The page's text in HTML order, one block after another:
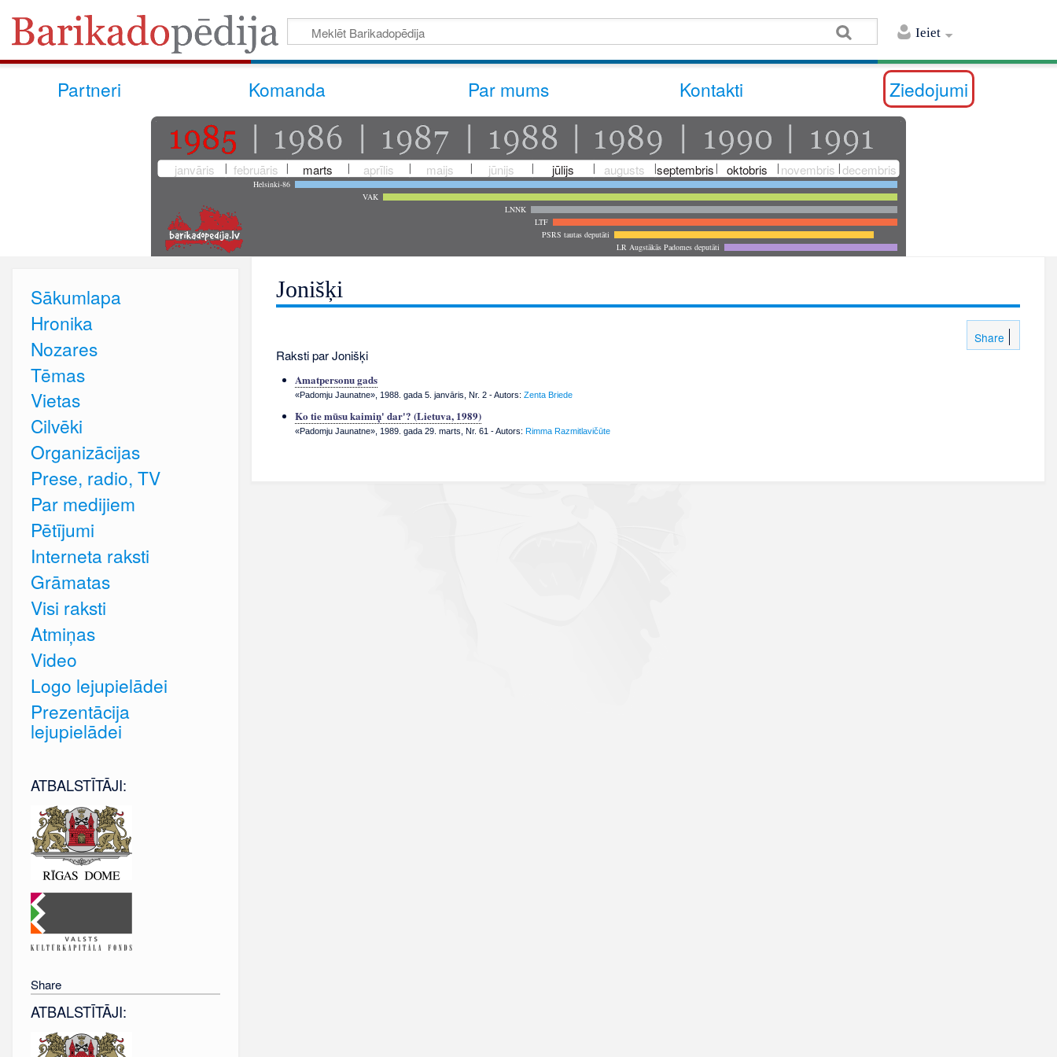
Ieiet
Partneri Komanda Par mums Kontakti Ziedojumi
janvāris februāris marts aprīlis maijs jūnijs jūlijs augusts septembris oktobris novembris decembris
Helsinki-86
VAK
LNNK
LTF
PSRS tautas deputāti
LR Augstākās Padomes deputāti
Jonišķi
Share
Raksti par Jonišķi
Amatpersonu gads
«Padomju Jaunatne», 1988. gada 5. janvāris, Nr. 2- Autors: Zenta Briede
Ko tie mūsu kaimiņ' dar'? (Lietuva, 1989)
«Padomju Jaunatne», 1989. gada 29. marts, Nr. 61- Autors: Rimma Razmitlavičūte
Sākumlapa
Hronika
Nozares
Tēmas
Vietas
Cilvēki
Organizācijas
Prese, radio, TV
Par medijiem
Pētījumi
Interneta raksti
Grāmatas
Visi raksti
Atmiņas
Video
Logo lejupielādei
Prezentācija
lejupielādei
ATBALSTĪTĀJI:
Share
ATBALSTĪTĀJI: